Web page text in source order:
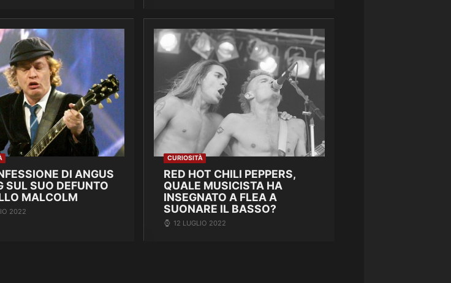
DI ANGUS
SUL SUO DEFUNTO
MALCOLM
2022
CURIOSITÀ
RED HOT CHILI PEPPERS,
QUALE MUSICISTA HA
INSEGNATO A FLEA A
SUONARE IL BASSO?
12 LUGLIO 2022